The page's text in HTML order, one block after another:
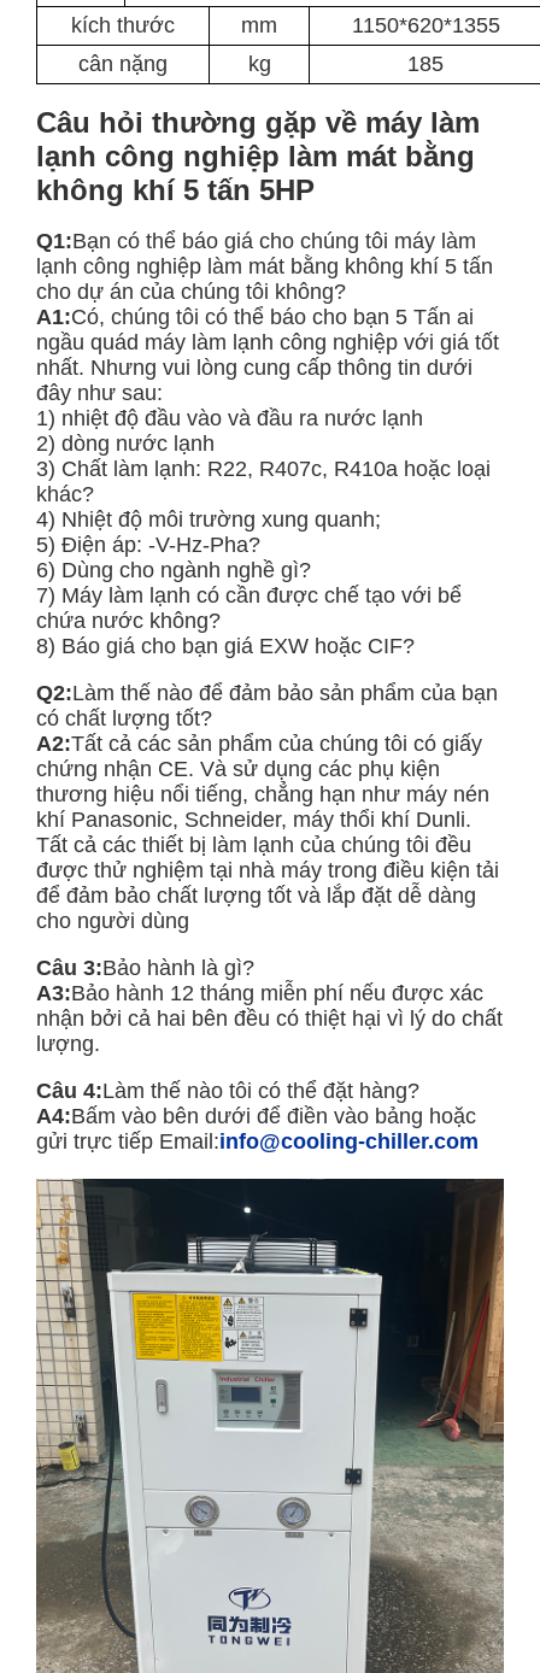
kích thước
mm
1150*620*1355
cân nặng
kg 185
Câu hỏi thường gặp về máy làm
lạnh công nghiệp làm mát bằng
không khí 5 tấn 5HP
Q1:Bạn có thể báo giá cho chúng tôi máy làm
lạnh công nghiệp làm mát bằng không khí 5 tấn
cho dự án của chúng tôi không?
A1:Có, chúng tôi có thể báo cho bạn 5 Tấn ai
ngầu quád máy làm lạnh công nghiệp với giá tốt
nhất. Nhưng vui lòng cung cấp thông tin dưới
đây như sau:
1) nhiệt độ đầu vào và đầu ra nước lạnh
2) dòng nước lạnh
3) Chất làm lạnh: R22, R407c, R410a hoặc loại
khác?
4) Nhiệt độ môi trường xung quanh;
5) Điện áp: -V-Hz-Pha?
6) Dùng cho ngành nghề gì?
7) Máy làm lạnh có cần được chế tạo với bể
chứa nước không?
8) Báo giá cho bạn giá EXW hoặc CIF?
Q2:Làm thế nào để đảm bảo sản phẩm của bạn
có chất lượng tốt?
A2:Tất cả các sản phẩm của chúng tôi có giấy
chứng nhận CE. Và sử dụng các phụ kiện
thương hiệu nổi tiếng, chẳng hạn như máy nén
khí Panasonic, Schneider, máy thổi khí Dunli.
Tất cả các thiết bị làm lạnh của chúng tôi đều
được thử nghiệm tại nhà máy trong điều kiện tải
để đảm bảo chất lượng tốt và lắp đặt dễ dàng
cho người dùng
Câu 3:Bảo hành là gì?
A3:Bảo hành 12 tháng miễn phí nếu được xác
nhận bởi cả hai bên đều có thiệt hại vì lý do chất
lượng.
Câu 4:Làm thế nào tôi có thể đặt hàng?
A4:Bấm vào bên dưới để điền vào bảng hoặc
gửi trực tiếp Email:info@cooling-chiller.com